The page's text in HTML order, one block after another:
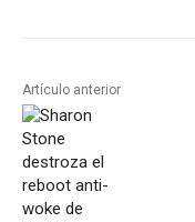
Artículo anterior